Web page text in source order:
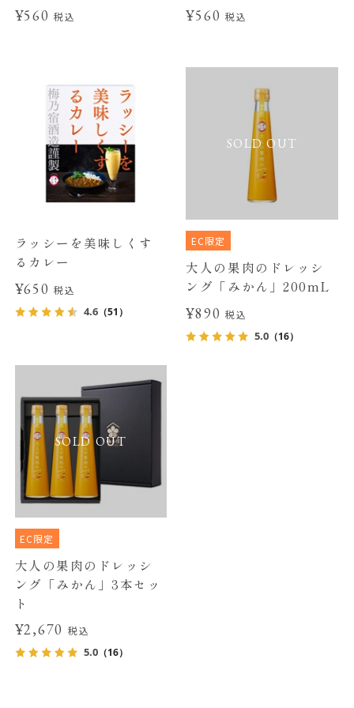
¥560税込 ¥560税込
ラッシーを美味しくす
るカレー
¥650税込
4.6（51）
SOLD OUT
EC限定
大人の果肉のドレッシ
ング「みかん」200mL
¥890税込
5.0 （16）
SOLD OUT
EC限定
大人の果肉のドレッシ
ング「みかん」3本セッ
ト
¥2,670税込
5.0（16）